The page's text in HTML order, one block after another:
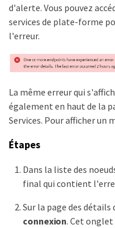
d'alerte. Vous pouvez
services de plate-forme
l'erreur.
La même erreur qui
également en haut de la
Services. Pour afficher un
Étapes
Dans la liste des
final qui contient
Sur la page des
connexion. Cet